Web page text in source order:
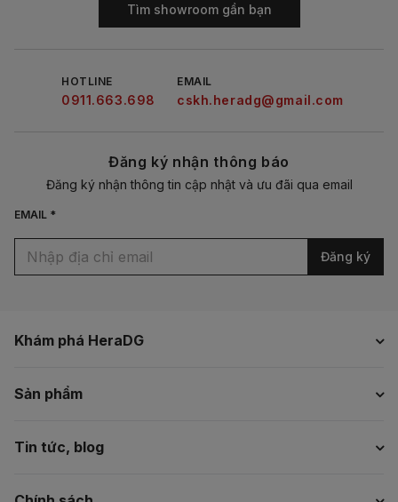
Khám phá HeraDG
Sản phẩm
Tin tức, blog
Tìm showroom gần bạn
HOTLINE
0911.663.698
EMAIL
cskh.heradg@gmail.com
Đăng ký nhận thông báo
Đăng ký nhận thông tin cập nhật và ưu đãi qua email
EMAIL *
Đăng ký